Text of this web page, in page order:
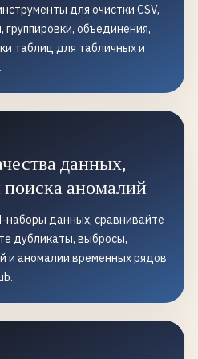
для очистки CSV,
объединения,
таблиц для табличных и
данных,
аномалий
наборы данных, сравнивайте
дубликаты, выбросы,
и аномалии временных рядов